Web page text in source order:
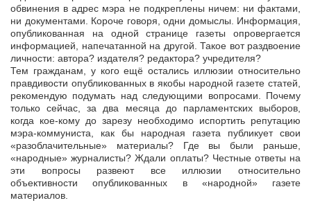
обвинения в адрес мэра не подкреплены ничем: ни фактами,
ни документами. Короче говоря, одни домыслы. Информация,
опубликованная на одной странице газеты опровергается
информацией, напечатанной на другой. Такое вот раздвоение
личности: автора? издателя? редактора? учредителя?
Тем гражданам, у кого ещё остались иллюзии относительно
правдивости опубликованных в якобы народной газете статей,
рекомендую подумать над следующими вопросами. Почему
только сейчас, за два месяца до парламентских выборов,
когда кое-кому до зарезу необходимо испортить репутацию
мэра-коммуниста, как бы народная газета публикует свои
«разоблачительные» материалы? Где вы были раньше,
«народные» журналисты? Ждали оплаты? Честные ответы на
эти вопросы развеют все иллюзии относительно
объективности опубликованных в «народной» газете
материалов.